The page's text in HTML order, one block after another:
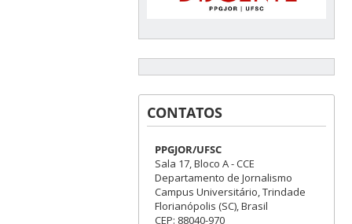
CONTATOS
PPGJOR/UFSC
Sala 17, Bloco A - CCE
Departamento de Jornalismo
Campus Universitário, Trindade
Florianópolis (SC), Brasil
CEP: 88040-970